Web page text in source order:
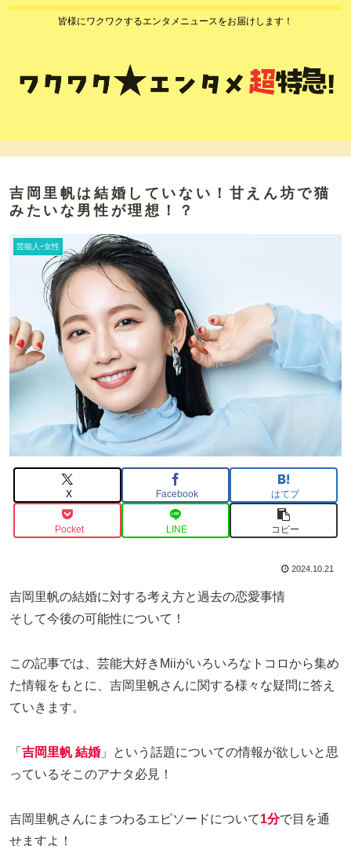
皆様にワクワクするエンタメニュースをお届けします！
吉岡里帆は結婚していない！甘えん坊で猫
みたいな男性が理想！？
芸能人ｰ女性
X Facebook はてブ
Pocket LINE コピー
2024.10.21
吉岡里帆の結婚に対する考え方と過去の恋愛事情
そして今後の可能性について！
この記事では、芸能大好きMiiがいろいろなトコロから集め
た情報をもとに、吉岡里帆さんに関する様々な疑問に答え
ていきます。
「 吉岡里帆 結婚 」という話題についての情報が欲しいと思
っているそこのアナタ必見！
吉岡里帆さんにまつわるエピソードについて1分で目を通
せますよ！